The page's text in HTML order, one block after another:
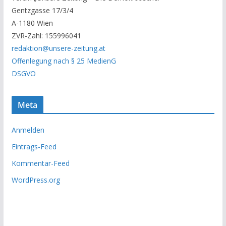
A
r
c
h
i
v
Gentzgasse 17/3/4
A-1180 Wien
ZVR-Zahl: 155996041
redaktion@unsere-zeitung.at
Offenlegung nach § 25 MedienG
DSGVO
Meta
Anmelden
Eintrags-Feed
Kommentar-Feed
WordPress.org